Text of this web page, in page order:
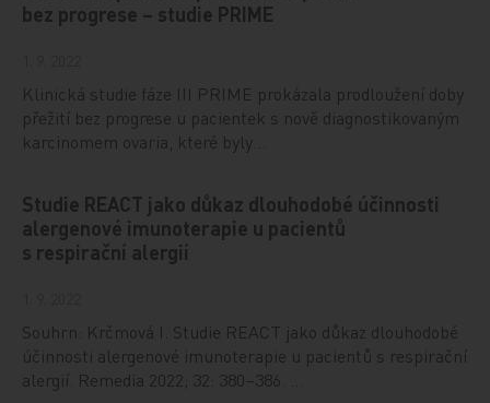
bez progrese – studie PRIME
Klinická studie fáze III PRIME prokázala prodloužení doby
přežití bez progrese u pacientek s nově diagnostikovaným
karcinomem ovaria, které byly…
Studie REACT jako důkaz dlouhodobé účinnosti
alergenové imunoterapie u pacientů
s respirační alergií
Souhrn: Krčmová I. Studie REACT jako důkaz dlouhodobé
účinnosti alergenové imunoterapie u pacientů s respirační
alergií. Remedia 2022; 32: 380–386. …